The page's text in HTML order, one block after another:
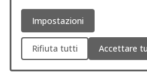
Impostazioni
Rifiuta tutti Accettare